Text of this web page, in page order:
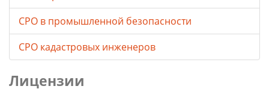
СРО в промышленной безопасности
СРО кадастровых инженеров
Лицензии